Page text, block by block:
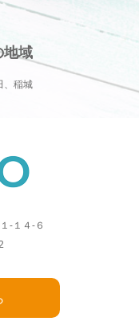
地域
、稲城
-１４-６